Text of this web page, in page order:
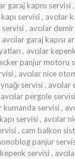
garaj kapısı servisi
servisi , avcılar
, avcılar
garaj kapısı
, avcılar
panjur motoru
, avcılar nice
servisi ,
pergole
servisi ,
servisi , avcılar
, cam balkon
panjur
kepenk servisi ,